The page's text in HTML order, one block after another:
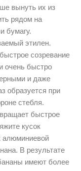
вынуть их из
рядом на
бумагу.
этилен.
созревание
очень быстро
и даже
образуется при
стебля.
быстрое
кусок
алюминиевой
В результате
имеют более